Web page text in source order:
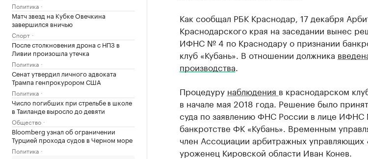
Политика
Матч звезд на Кубке Овечкина
завершился вничью
Спорт
После столкновения дрона с НПЗ в
Ливии произошла утечка
Политика
Сенат утвердил личного адвоката
Трампа генпрокурором США
Политика
Число погибших при стрельбе в школе
в Таиланде выросло до девяти
Общество
Bloomberg узнал об ограничении
Турцией прохода судов в Черном море
Политика
Как сообщал РБК Краснодар, 17 декабря
Краснодарского края на заседании вынес
ИФНС № 4 по Краснодару о признании
клуб «Кубань». В отношении должника
производства
Процедуру наблюдения в краснодарском
в начале мая 2018 года. Решение было
суда по заявлению ФНС России в лице
банкротстве ФК «Кубань». Временным
член Ассоциации арбитражных управляющих
уроженец Кировской области Иван Конев.